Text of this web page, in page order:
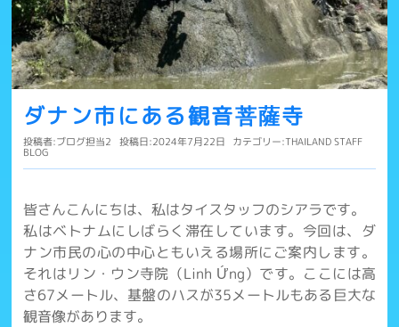
ダナン市にある観音菩薩寺
投稿者:ブログ担当2 投稿日:2024年7月22日 カテゴリー:THAILAND STAFF
BLOG
皆さんこんにちは、私はタイスタッフのシアラです。
私はベトナムにしばらく滞在しています。今回は、ダ
ナン市民の心の中心ともいえる場所にご案内します。
それはリン・ウン寺院（Linh Ứng）です。ここには高
さ67メートル、基盤のハスが35メートルもある巨大な
観音像があります。